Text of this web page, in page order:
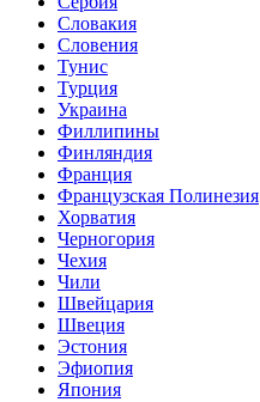
Словакия
Словения
Тунис
Турция
Украина
Филлипины
Финляндия
Франция
Французская Полинезия
Хорватия
Черногория
Чехия
Чили
Швейцария
Швеция
Эстония
Эфиопия
Япония